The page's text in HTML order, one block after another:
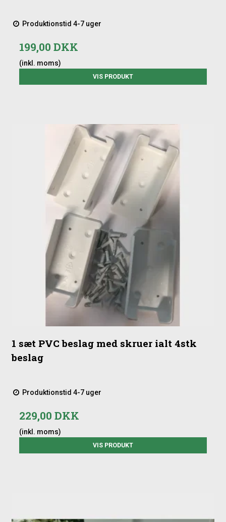
Produktionstid 4-7 uger
199,00 DKK
(inkl. moms)
VIS PRODUKT
1 sæt PVC beslag med skruer ialt 4stk
beslag
Produktionstid 4-7 uger
229,00 DKK
(inkl. moms)
VIS PRODUKT